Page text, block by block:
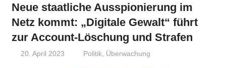
Neue staatliche Ausspionierung im
Netz kommt: „Digitale Gewalt“ führt
zur Account-Löschung und Strafen
20. April 2023 Niki Vogt
Politik, Überwachung